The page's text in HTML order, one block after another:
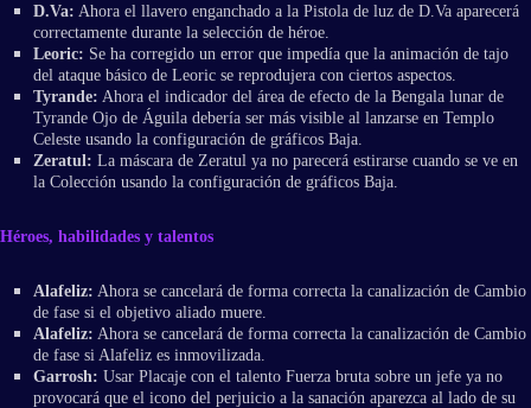
D.Va: Ahora el llavero enganchado a la Pistola de luz de D.Va aparecerá
correctamente durante la selección de héroe.
Leoric: Se ha corregido un error que impedía que la animación de tajo
del ataque básico de Leoric se reprodujera con ciertos aspectos.
Tyrande: Ahora el indicador del área de efecto de la Bengala lunar de
Tyrande Ojo de Águila debería ser más visible al lanzarse en Templo
Celeste usando la configuración de gráficos Baja.
Zeratul: La máscara de Zeratul ya no parecerá estirarse cuando se ve en
la Colección usando la configuración de gráficos Baja.
Héroes, habilidades y talentos
Alafeliz: Ahora se cancelará de forma correcta la canalización de Cambio
de fase si el objetivo aliado muere.
Alafeliz: Ahora se cancelará de forma correcta la canalización de Cambio
de fase si Alafeliz es inmovilizada.
Garrosh: Usar Placaje con el talento Fuerza bruta sobre un jefe ya no
provocará que el icono del perjuicio a la sanación aparezca al lado de su